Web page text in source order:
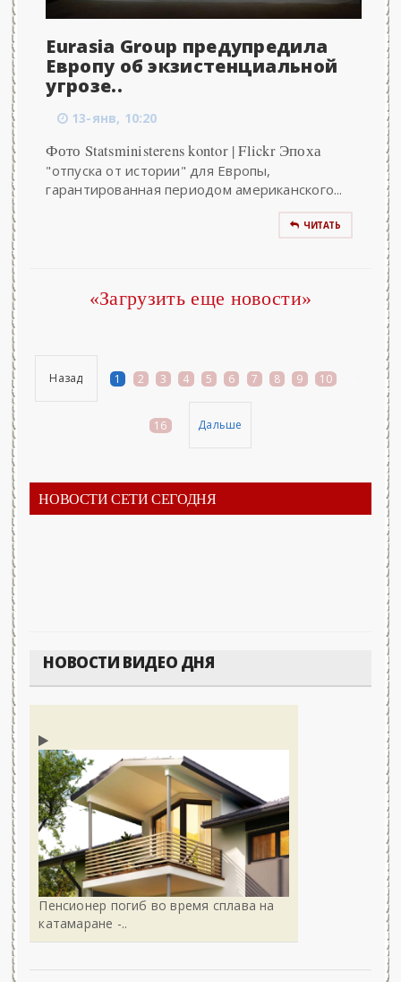
Eurasia Group предупредила
Европу об экзистенциальной
угрозе..
13-янв, 10:20
Фото Statsministerens kontor | Flickr Эпоха
"отпуска от истории" для Европы,
гарантированная периодом американского...
ЧИТАТЬ
«Загрузить еще новости»
Назад 1 2 3 4 5 6 7 8 9 10
16 Дальше
НОВОСТИ СЕТИ СЕГОДНЯ
НОВОСТИ ВИДЕО ДНЯ
Пенсионер погиб во время сплава на
катамаране -..